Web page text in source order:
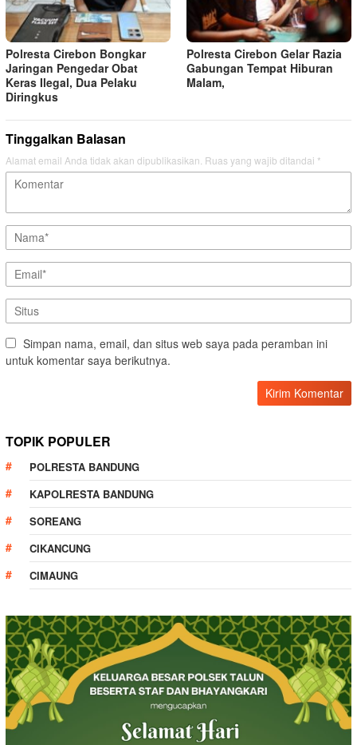
Polresta Cirebon Bongkar
Jaringan Pengedar Obat
Keras Ilegal, Dua Pelaku
Diringkus
Polresta Cirebon Gelar Razia
Gabungan Tempat Hiburan
Malam,
Tinggalkan Balasan
Alamat email Anda tidak akan dipublikasikan. Ruas yang wajib ditandai *
Simpan nama, email, dan situs web saya pada peramban ini
untuk komentar saya berikutnya.
TOPIK POPULER
POLRESTA BANDUNG
KAPOLRESTA BANDUNG
SOREANG
CIKANCUNG
CIMAUNG